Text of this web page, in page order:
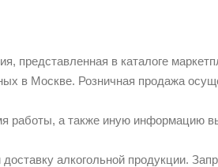
представленная в каталоге
в Москве. Розничная продажа
работы, а также иную информацию
алкогольной продукции.